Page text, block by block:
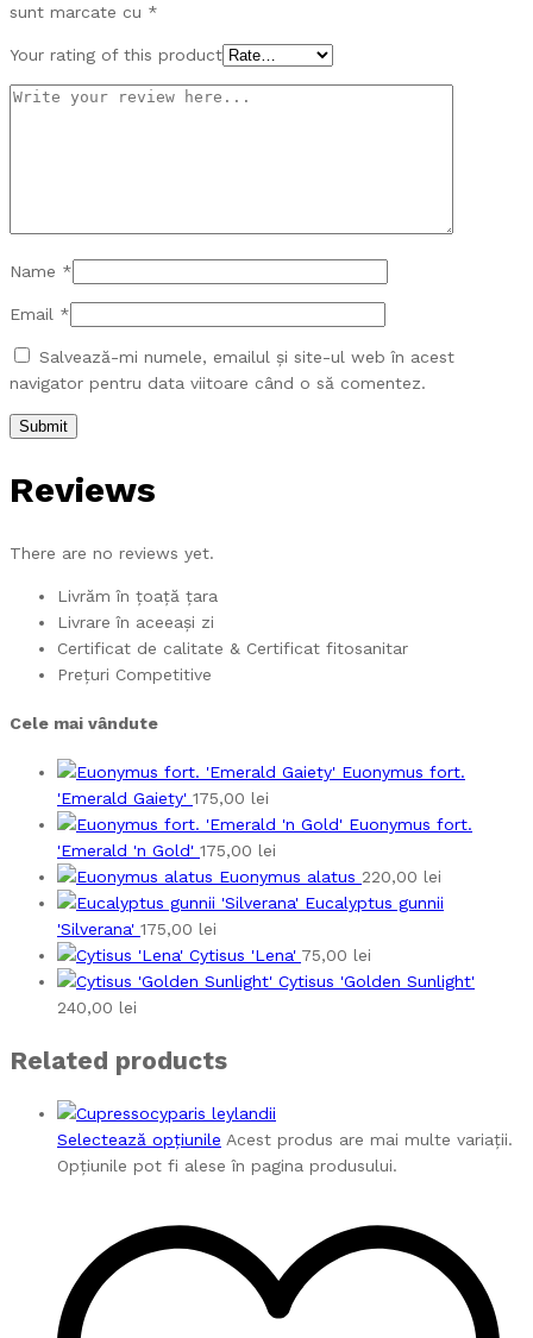
sunt marcate cu *
Your rating of this product
Name *
Email *
Salvează-mi numele, emailul și site-ul web în acest
navigator pentru data viitoare când o să comentez.
Reviews
There are no reviews yet.
Livrăm în țoață țara
Livrare în aceeași zi
Certificat de calitate & Certificat fitosanitar
Prețuri Competitive
Cele mai vândute
Euonymus fort.
'Emerald Gaiety' 175,00 lei
Euonymus fort.
'Emerald 'n Gold' 175,00 lei
Euonymus alatus 220,00 lei
Eucalyptus gunnii
'Silverana' 175,00 lei
Cytisus 'Lena' 75,00 lei
Cytisus 'Golden Sunlight'
240,00 lei
Related products
Selectează opțiunile Acest produs are mai multe variații.
Opțiunile pot fi alese în pagina produsului.